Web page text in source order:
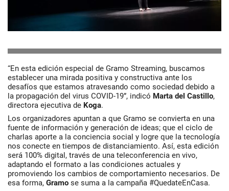
“En esta edición especial de Gramo Streaming, buscamos
establecer una mirada positiva y constructiva ante los
desafíos que estamos atravesando como sociedad debido a
la propagación del virus COVID-19”, indicó Marta del Castillo,
directora ejecutiva de Koga.
Los organizadores apuntan a que Gramo se convierta en una
fuente de información y generación de ideas; que el ciclo de
charlas aporte a la conciencia social y logre que la tecnología
nos conecte en tiempos de distanciamiento. Así, esta edición
será 100% digital, través de una teleconferencia en vivo,
adaptando el formato a las condiciones actuales y
promoviendo los cambios de comportamiento necesarios. De
esa forma, Gramo se suma a la campaña #QuedateEnCasa.